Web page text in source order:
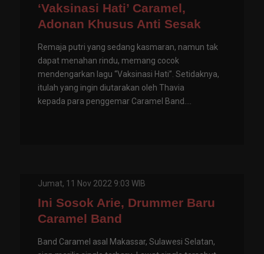
‘Vaksinasi Hati’ Caramel,
Adonan Khusus Anti Sesak
Remaja putri yang sedang kasmaran, namun tak
dapat menahan rindu, memang cocok
mendengarkan lagu “Vaksinasi Hati”. Setidaknya,
itulah yang ingin diutarakan oleh Thavia
kepada para penggemar Caramel Band....
Jumat, 11 Nov 2022 9:03 WIB
Ini Sosok Arie, Drummer Baru
Caramel Band
Band Caramel asal Makassar, Sulawesi Selatan,